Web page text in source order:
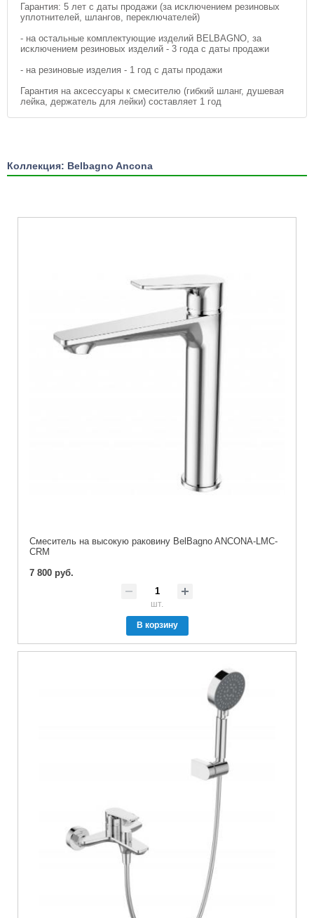
Гарантия: 5 лет с даты продажи (за исключением резиновых
уплотнителей, шлангов, переключателей)
- на остальные комплектующие изделий BELBAGNO, за
исключением резиновых изделий - 3 года с даты продажи
- на резиновые изделия - 1 год с даты продажи
Гарантия на аксессуары к смесителю (гибкий шланг, душевая
лейка, держатель для лейки) составляет 1 год
Коллекция: Belbagno Ancona
Смеситель на высокую раковину BelBagno ANCONA-LMC-
CRM
7 800 руб.
шт.
В корзину